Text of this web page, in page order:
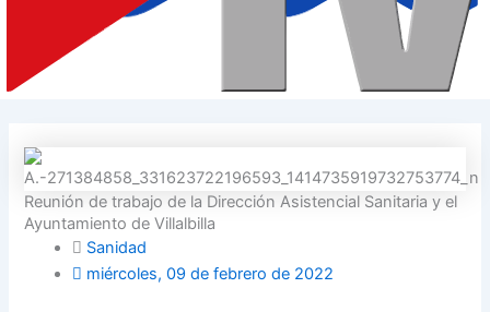
Reunión de trabajo de la Dirección Asistencial Sanitaria y el
Ayuntamiento de Villalbilla
Sanidad
miércoles, 09 de febrero de 2022